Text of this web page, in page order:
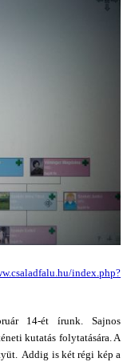
index.php?
14-ét írunk. Sajnos
kutatás folytatására. A
Addig is két régi kép a